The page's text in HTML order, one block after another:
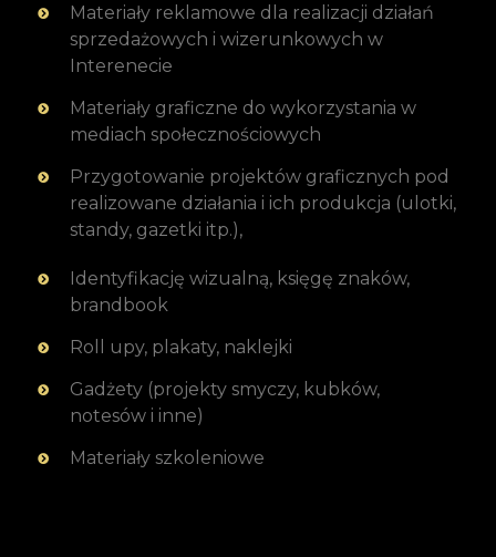
Materiały reklamowe dla realizacji działań
sprzedażowych i wizerunkowych w
Interenecie
Materiały graficzne do wykorzystania w
mediach społecznościowych
Przygotowanie projektów graficznych pod
realizowane działania i ich produkcja (ulotki,
standy, gazetki itp.),
Identyfikację wizualną, księgę znaków,
brandbook
Roll upy, plakaty, naklejki
Gadżety (projekty smyczy, kubków,
notesów i inne)
Materiały szkoleniowe